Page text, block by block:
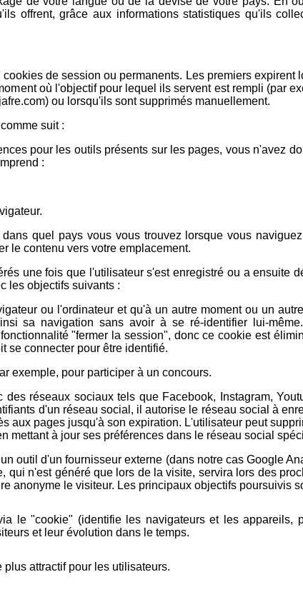
offrent, grâce aux informations statistiques qu'ils
de session ou permanents. Les premiers expirent
où l'objectif pour lequel ils servent est rempli (par
ou lorsqu'ils sont supprimés manuellement.
suit :
pour les outils présents sur les pages, vous n'avez
:
quel pays vous vous trouvez lorsque vous
le contenu vers votre emplacement.
une fois que l'utilisateur s'est enregistré ou a ensuite
les objectifs suivants :
ou l'ordinateur et qu'à un autre moment ou un
sa navigation sans avoir à se ré-identifier lui-
"fermer la session", donc ce cookie est
se connecter pour être identifié.
exemple, pour participer à un concours.
réseaux sociaux tels que Facebook, Instagram,
d'un réseau social, il autorise le réseau social à
aux pages jusqu'à son expiration. L'utilisateur peut
mettant à jour ses préférences dans le réseau social
outil d'un fournisseur externe (dans notre cas Google
n'est généré que lors de la visite, servira lors des
anonyme le visiteur. Les principaux objectifs poursuivis
le "cookie" (identifie les navigateurs et les appareils,
et leur évolution dans le temps.
attractif pour les utilisateurs.